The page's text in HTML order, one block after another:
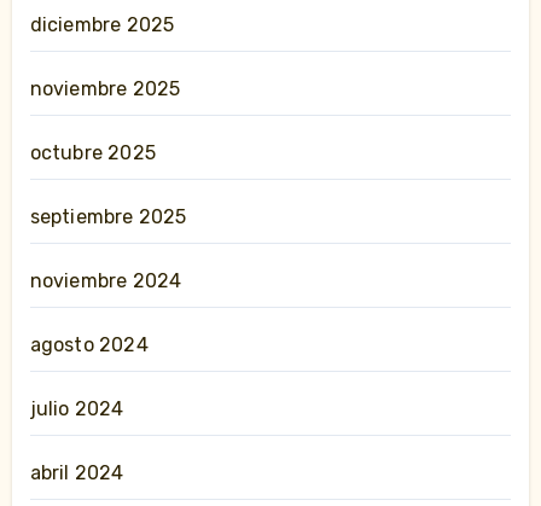
diciembre 2025
noviembre 2025
octubre 2025
septiembre 2025
noviembre 2024
agosto 2024
julio 2024
abril 2024